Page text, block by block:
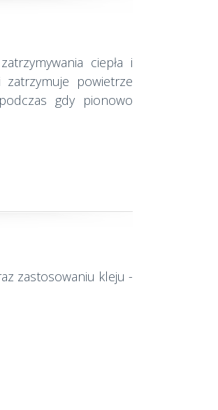
ciepła i
zatrzymuje powietrze
gdy pionowo
zastosowaniu kleju -